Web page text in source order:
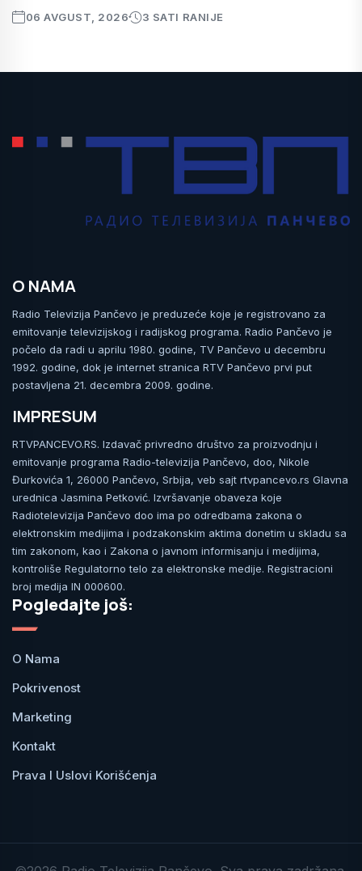
06 AVGUST, 2026 3 SATI RANIJE
O NAMA
Radio Televizija Pančevo je preduzeće koje je registrovano za
emitovanje televizijskog i radijskog programa. Radio Pančevo je
počelo da radi u aprilu 1980. godine, TV Pančevo u decembru
1992. godine, dok je internet stranica RTV Pančevo prvi put
postavljena 21. decembra 2009. godine.
IMPRESUM
RTVPANCEVO.RS. Izdavač privredno društvo za proizvodnju i
emitovanje programa Radio-televizija Pančevo, doo, Nikole
Đurkovića 1, 26000 Pančevo, Srbija, veb sajt rtvpancevo.rs Glavna
urednica Jasmina Petković. Izvršavanje obaveza koje
Radiotelevizija Pančevo doo ima po odredbama zakona o
elektronskim medijima i podzakonskim aktima donetim u skladu sa
tim zakonom, kao i Zakona o javnom informisanju i medijima,
kontroliše Regulatorno telo za elektronske medije. Registracioni
broj medija IN 000600.
Pogledajte još:
O Nama
Pokrivenost
Marketing
Kontakt
Prava I Uslovi Korišćenja